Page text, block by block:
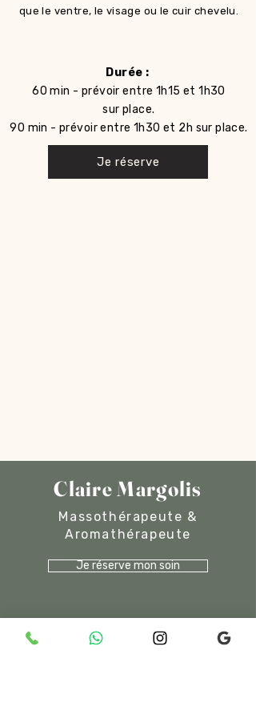
que le ventre, le visage ou le cuir chevelu.
Durée :
60 min - prévoir entre 1h15 et 1h30
sur place.
90 min - prévoir entre 1h30 et 2h sur place.
Je réserve
Claire Margolis
Massothérapeute &
Aromathérapeute
Je réserve mon soin